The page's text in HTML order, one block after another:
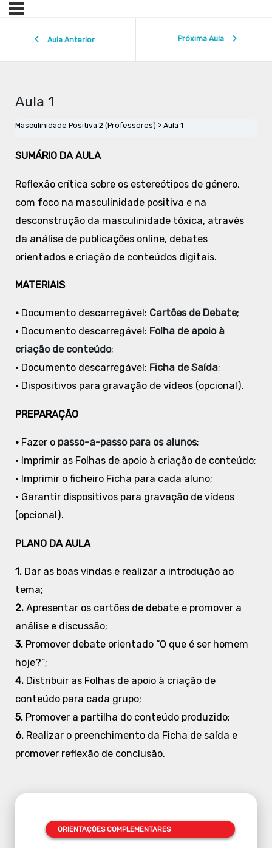
Aula Anterior Próxima Aula
Aula 1
Masculinidade Positiva 2 (Professores) Aula 1
SUMÁRIO DA AULA
Reflexão crítica sobre os estereótipos de género,
com foco na masculinidade positiva e na
desconstrução da masculinidade tóxica, através
da análise de publicações online, debates
orientados e criação de conteúdos digitais.
MATERIAIS
• Documento descarregável: Cartões de Debate;
• Documento descarregável: Folha de apoio à
criação de conteúdo;
• Documento descarregável: Ficha de Saída;
• Dispositivos para gravação de vídeos (opcional).
PREPARAÇÃO
•Fazer o passo-a-passo para os alunos;
• Imprimir as Folhas de apoio à criação de conteúdo;
• Imprimir o ficheiro Ficha para cada aluno;
• Garantir dispositivos para gravação de vídeos
(opcional).
PLANO DA AULA
1. Dar as boas vindas e realizar a introdução ao
tema;
2. Apresentar os cartões de debate e promover a
análise e discussão;
3. Promover debate orientado “O que é ser homem
hoje?”;
4.Distribuir as Folhas de apoio à criação de
conteúdo para cada grupo;
5.Promover a partilha do conteúdo produzido;
6.Realizar o preenchimento da Ficha de saída e
promover reflexão de conclusão.
ORIENTAÇÕES COMPLEMENTARES